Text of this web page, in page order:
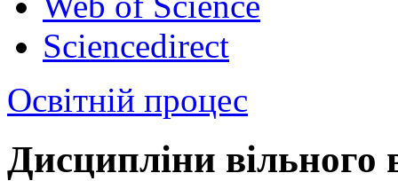
Sciencedirect
Освітній процес
Дисципліни вільного